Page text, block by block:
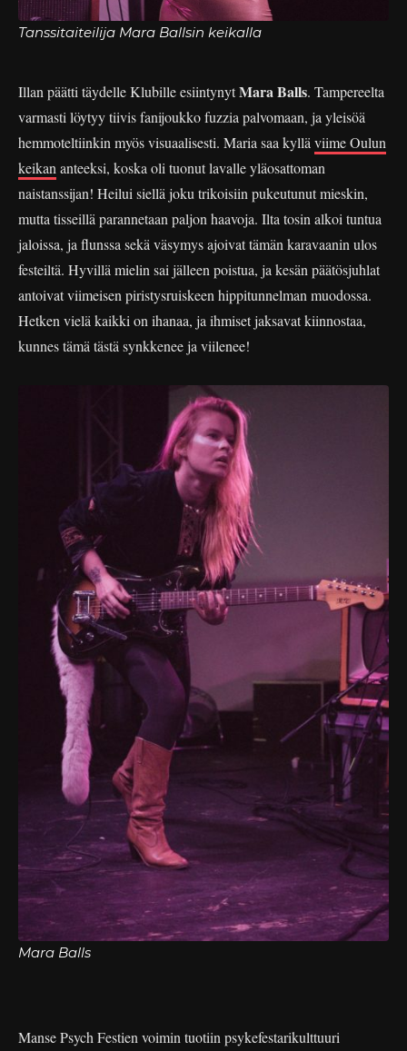
Tanssitaiteilija Mara Ballsin keikalla
Illan päätti täydelle Klubille esiintynytMara Balls. Tampereelta
varmasti löytyy tiivis fanijoukko fuzzia palvomaan, ja yleisöä
hemmoteltiinkin myös visuaalisesti. Maria saa kyllä viime Oulun
keikan anteeksi, koska oli tuonut lavalle yläosattoman
naistanssijan! Heilui siellä joku trikoisiin pukeutunut mieskin,
mutta tisseillä parannetaan paljon haavoja. Ilta tosin alkoi tuntua
jaloissa, ja flunssa sekä väsymys ajoivat tämän karavaanin ulos
festeiltä. Hyvillä mielin sai jälleen poistua, ja kesän päätösjuhlat
antoivat viimeisen piristysruiskeen hippitunnelman muodossa.
Hetken vielä kaikki on ihanaa, ja ihmiset jaksavat kiinnostaa,
kunnes tämä tästä synkkenee ja viilenee!
Mara Balls
Manse Psych Festien voimin tuotiin psykefestarikulttuuri